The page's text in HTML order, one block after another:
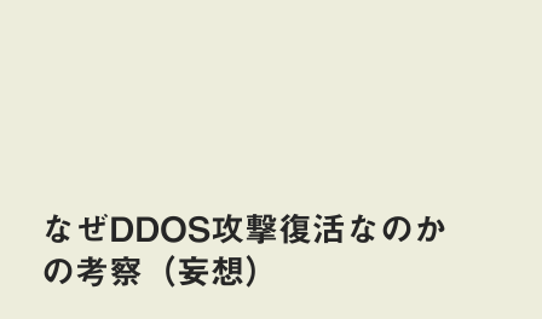
なぜDDOS攻撃復活なのか
の考察（妄想）